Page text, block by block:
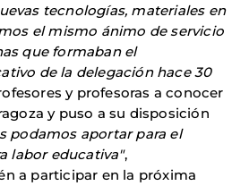
tecnologías, materiales en
el mismo ánimo de servicio
que formaban el
de la delegación hace 30
y profesoras a conocer
y puso a su disposición
podamos aportar para el
labor educativa",
a participar en la próxima